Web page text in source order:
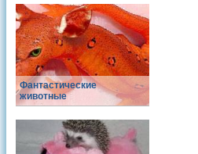
Фантастические
животные